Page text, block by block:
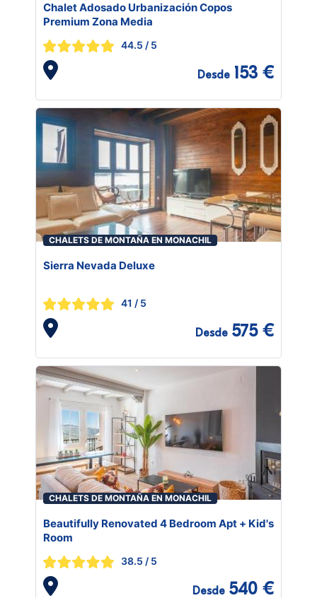
Chalet Adosado Urbanización Copos
Premium Zona Media
44.5 / 5
Desde 153 €
CHALETS DE MONTAÑA EN MONACHIL
Sierra Nevada Deluxe
41 / 5
Desde 575 €
CHALETS DE MONTAÑA EN MONACHIL
Beautifully Renovated 4 Bedroom Apt + Kid's
Room
38.5 / 5
Desde 540 €